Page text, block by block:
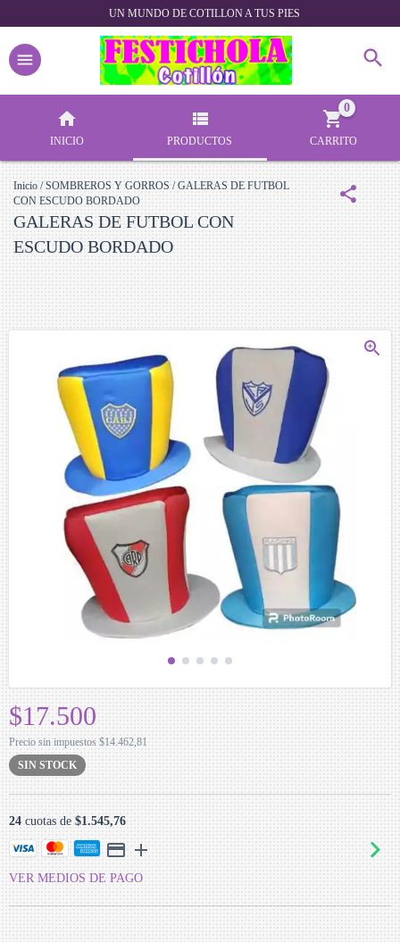
UN MUNDO DE COTILLON A TUS PIES
INICIO PRODUCTOS CARRITO
0
Inicio / SOMBREROS Y GORROS / GALERAS DE FUTBOL
CON ESCUDO BORDADO
GALERAS DE FUTBOL CON
ESCUDO BORDADO
$17.500
Precio sin impuestos $14.462,81
SIN STOCK
24 cuotas de $1.545,76
VER MEDIOS DE PAGO